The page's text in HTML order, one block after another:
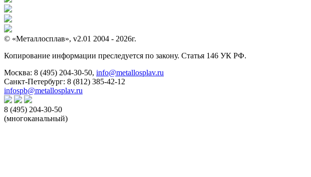
© «Металлосплав», v2.01 2004 - 2026г.
Копирование информации преследуется по закону. Статья 146 УК РФ.
Москва: 8 (495) 204-30-50, info@metallosplav.ru
Санкт-Петербург: 8 (812) 385-42-12
infospb@metallosplav.ru
8 (495) 204-30-50
(многоканальный)